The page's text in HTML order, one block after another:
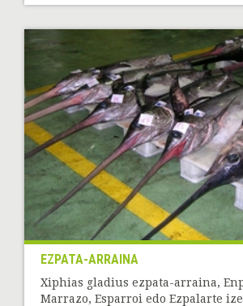
EZPATA-ARRAINA
Xiphias gladius ezpata-arraina,
Marrazo, Esparroi edo Ezpalarte